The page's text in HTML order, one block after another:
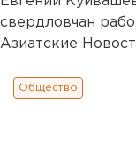
свердловчан
Азиатские
Общество